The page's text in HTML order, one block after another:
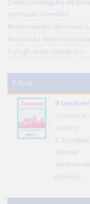
Credito privilegiato del
promesso in vendita
Responsabilità del notaio:
Reciprocità delle
Tutti gli ultimi contributi >
E-Book
Il
La riforma di
220/2012
S. D'Andrea
Minussi
Versione
(iva incl.)